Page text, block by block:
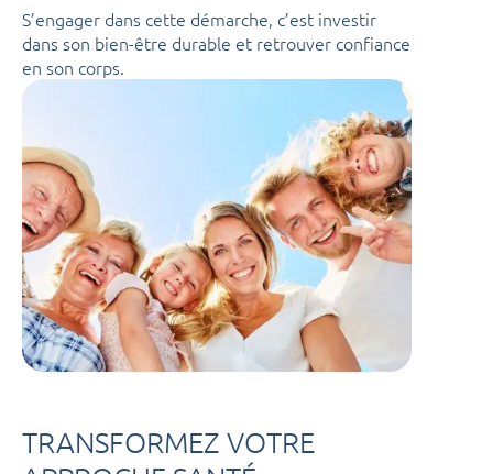
S’engager dans cette démarche, c’est investir
dans son bien-être durable et retrouver confiance
en son corps.
TRANSFORMEZ VOTRE